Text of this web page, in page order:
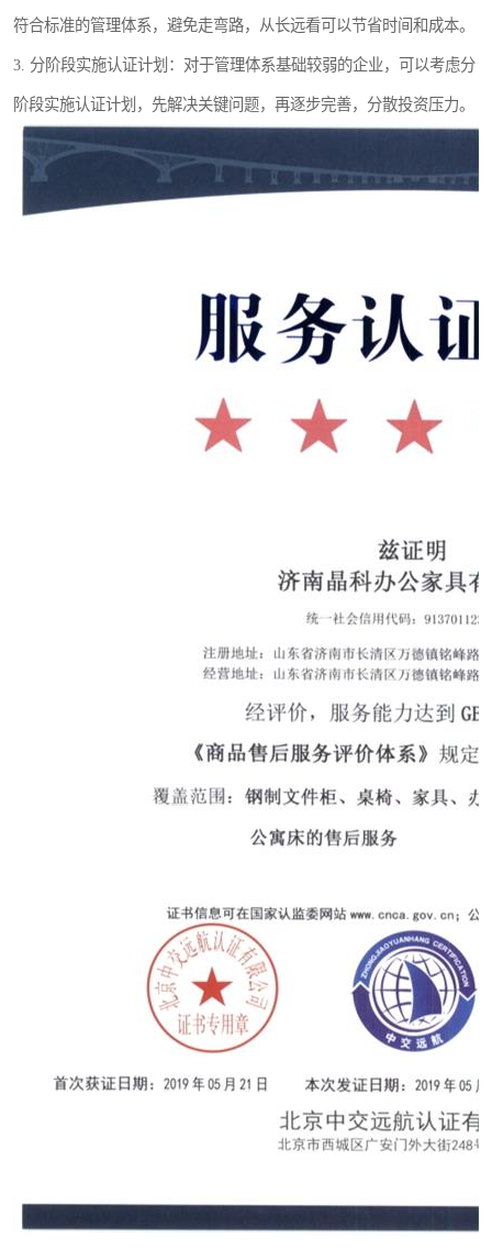
符合标准的管理体系，避免走弯路，从长远看可以节省时间和成本。
3. 分阶段实施认证计划：对于管理体系基础较弱的企业，可以考虑分
阶段实施认证计划，先解决关键问题，再逐步完善，分散投资压力。